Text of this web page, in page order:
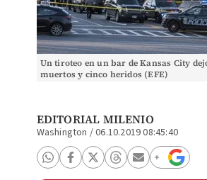
Un tiroteo en un bar de Kansas City
muertos y cinco heridos (EFE)
EDITORIAL MILENIO
Washington /06.10.2019 08:45:40